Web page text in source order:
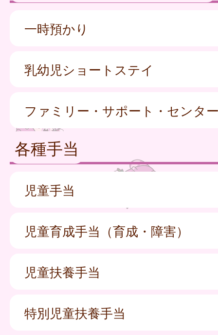
一時預かり
乳幼児ショートステイ
ファミリー・サポート・センタ
各種手当
児童手当
児童育成手当（育成・障害）
児童扶養手当
特別児童扶養手当